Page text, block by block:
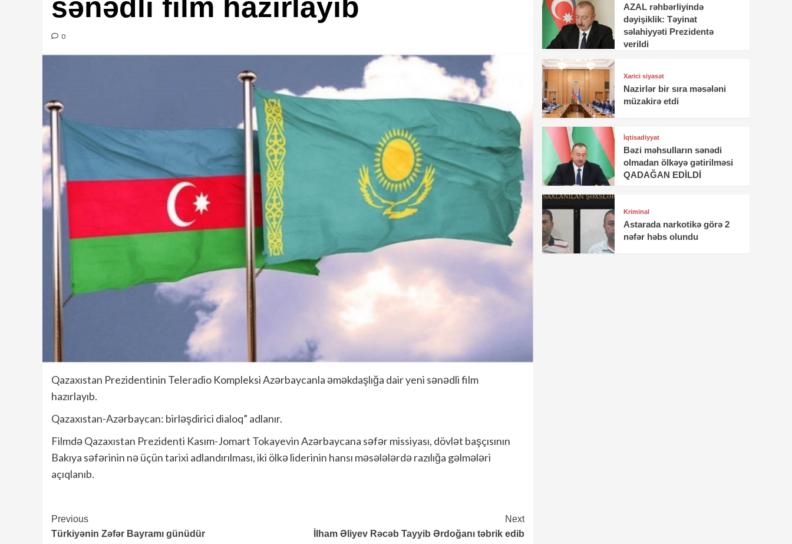
sənədli film hazırlayıb
0
Qazaxıstan Prezidentinin Teleradio Kompleksi Azərbaycanla əməkdaşlığa dair yeni sənədli film
hazırlayıb.
Qazaxıstan-Azərbaycan: birləşdirici dialoq” adlanır.
Filmdə Qazaxıstan Prezidenti Kasım-Jomart Tokayevin Azərbaycana səfər missiyası, dövlət başçısının
Bakıya səfərinin nə üçün tarixi adlandırılması, iki ölkə liderinin hansı məsələlərdə razılığa gəlmələri
açıqlanıb.
Continue
Reading
Previous
Türkiyənin Zəfər Bayramı günüdür
Next
İlham Əliyev Rəcəb Tayyib Ərdoğanı təbrik edib
AZAL rəhbərliyində
dəyişiklik: Təyinat
səlahiyyəti Prezidentə
verildi
Xarici siyasət
Nazirlər bir sıra məsələni
müzakirə etdi
İqtisadiyyat
Bəzi məhsulların sənədi
olmadan ölkəyə gətirilməsi
QADAĞAN EDİLDİ
Kriminal
Astarada narkotikə görə 2
nəfər həbs olundu